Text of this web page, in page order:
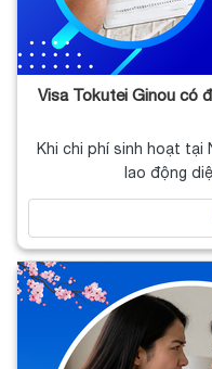
Visa Tokutei Ginou có
Khi chi phí sinh hoạt tại
lao động